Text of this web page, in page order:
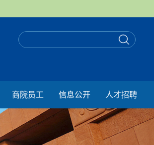
商院员工 信息公开 人才招聘